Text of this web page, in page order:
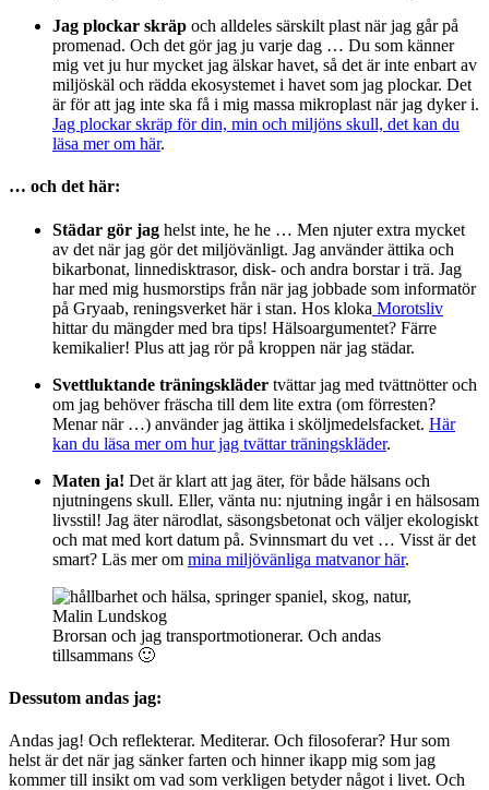
Jag plockar skräp och alldeles särskilt plast när jag går på
promenad. Och det gör jag ju varje dag … Du som känner
mig vet ju hur mycket jag älskar havet, så det är inte enbart av
miljöskäl och rädda ekosystemet i havet som jag plockar. Det
är för att jag inte ska få i mig massa mikroplast när jag dyker i.
Jag plockar skräp för din, min och miljöns skull, det kan du
läsa mer om här.
… och det här:
Städar gör jag helst inte, he he … Men njuter extra mycket
av det när jag gör det miljövänligt. Jag använder ättika och
bikarbonat, linnedisktrasor, disk- och andra borstar i trä. Jag
har med mig husmorstips från när jag jobbade som informatör
på Gryaab, reningsverket här i stan. Hos kloka Morotsliv
hittar du mängder med bra tips! Hälsoargumentet? Färre
kemikalier! Plus att jag rör på kroppen när jag städar.
Svettluktande träningskläder tvättar jag med tvättnötter och
om jag behöver fräscha till dem lite extra (om förresten?
Menar när …) använder jag ättika i sköljmedelsfacket. Här
kan du läsa mer om hur jag tvättar träningskläder.
Maten ja! Det är klart att jag äter, för både hälsans och
njutningens skull. Eller, vänta nu: njutning ingår i en hälsosam
livsstil! Jag äter närodlat, säsongsbetonat och väljer ekologiskt
och mat med kort datum på. Svinnsmart du vet … Visst är det
smart? Läs mer om mina miljövänliga matvanor här.
Brorsan och jag transportmotionerar. Och andas
tillsammans 🙂
Dessutom andas jag:
Andas jag! Och reflekterar. Mediterar. Och filosoferar? Hur som
helst är det när jag sänker farten och hinner ikapp mig som jag
kommer till insikt om vad som verkligen betyder något i livet. Och